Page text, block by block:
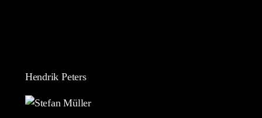
Hendrik Peters